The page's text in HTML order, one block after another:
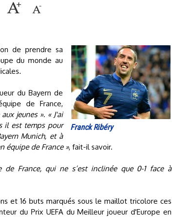
Franck Ribéry
de prendre sa
du monde au
du Bayern de
de France,
jeunes ». « J'ai
il est temps pour
Munich, et à
équipe de France », fait-il savoir.
de France, qui ne s’est inclinée que 0-1 face à
et 16 buts marqués sous le maillot tricolore ces
du Prix UEFA du Meilleur joueur d'Europe en